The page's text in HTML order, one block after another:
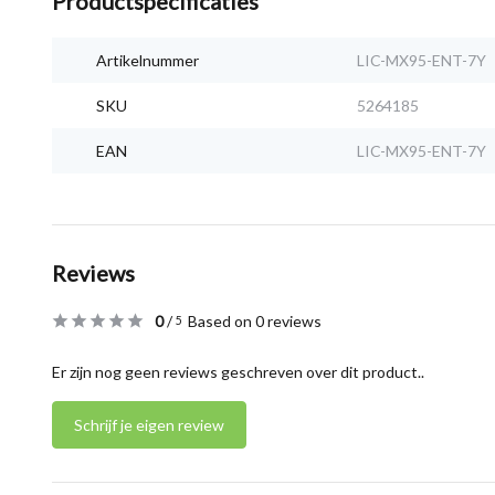
Artikelnummer LIC-MX95-ENT-7Y
SKU 5264185
EAN LIC-MX95-ENT-7Y
Reviews
0/5 Based on 0 reviews
Er zijn nog geen reviews geschreven over dit product..
Schrijf je eigen review